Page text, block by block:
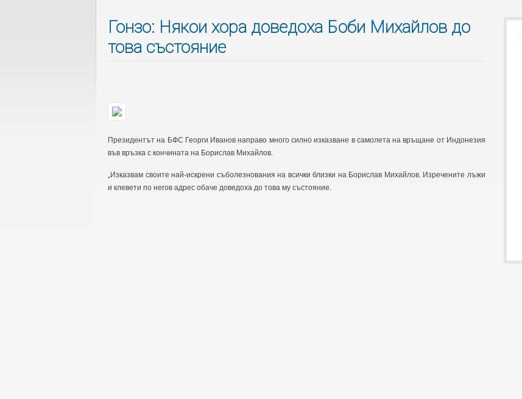
Гонзо: Някои хора доведоха Боби Михайлов до
това състояние
Президентът на БФС Георги Иванов направо много силно изказване в самолета на връщане от Индонезия
във връзка с кончината на Борислав Михайлов.
„Изказвам своите най-искрени съболезнования на всички близки на Борислав Михайлов. Изречените лъжи
и клевети по негов адрес обаче доведоха до това му състояние.